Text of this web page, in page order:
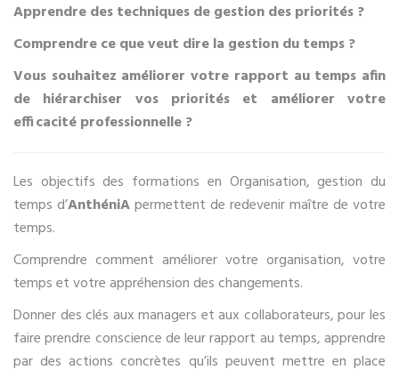
Apprendre des techniques de gestion des priorités ?
Comprendre ce que veut dire la gestion du temps ?
Vous souhaitez améliorer votre rapport au temps afin
de hiérarchiser vos priorités et améliorer votre
efficacité professionnelle ?
Les objectifs des formations en Organisation, gestion du
temps d’AnthéniApermettent de redevenir maître de votre
temps.
Comprendre comment améliorer votre organisation, votre
temps et votre appréhension des changements.
Donner des clés aux managers et aux collaborateurs, pour les
faire prendre conscience de leur rapport au temps, apprendre
par des actions concrètes qu’ils peuvent mettre en place